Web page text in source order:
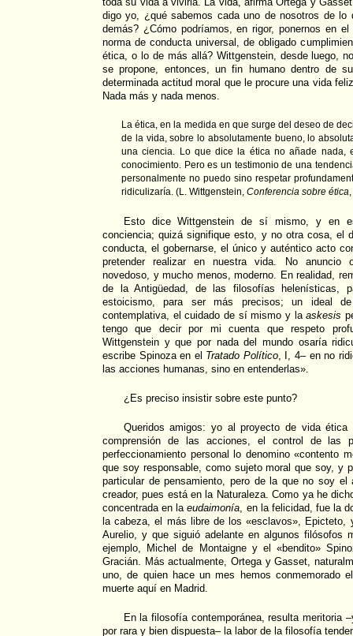
digo yo, ¿qué sabemos cada uno de nosotros de lo
demás? ¿Cómo podríamos, en rigor, ponernos en
norma de conducta universal, de obligado
ética, o lo de más allá? Wittgenstein, desde luego,
se propone, entonces, un fin humano dentro de
determinada actitud moral que le procure una vida
Nada más y nada menos.
La ética, en la medida en que surge del deseo de
de la vida, sobre lo absolutamente bueno, lo
una ciencia. Lo que dice la ética no añade nada,
conocimiento. Pero es un testimonio de una
personalmente no puedo sino respetar
ridiculizaría. (L. Wittgenstein, Conferencia sobre ética
Esto dice Wittgenstein de sí mismo, y en
conciencia; quizá signifique esto, y no otra cosa, el
conducta, el gobernarse, el único y auténtico acto
pretender realizar en nuestra vida. No anuncio
novedoso, y mucho menos, moderno. En realidad,
de la Antigüedad, de las filosofías helenísticas,
estoicismo, para ser más precisos; un ideal
contemplativa, el cuidado de sí mismo y laaskesis
tengo que decir por mi cuenta que respeto
Wittgenstein y que por nada del mundo osaría
escribe Spinoza en el Tratado Político, I, 4– en no
las acciones humanas, sino en entenderlas».
¿Es preciso insistir sobre este punto?
Queridos amigos: yo al proyecto de vida
comprensión de las acciones, el control de las
perfeccionamiento personal lo denomino «contento
que soy responsable, como sujeto moral que soy, y
particular de pensamiento, pero de la que no soy el
creador, pues está en la Naturaleza. Como ya he
concentrada en laeudaimonía, en la felicidad, fue la
la cabeza, el más libre de los «esclavos», Epicteto,
Aurelio, y que siguió adelante en algunos filósofos
ejemplo, Michel de Montaigne y el «bendito»
Gracián. Más actualmente, Ortega y Gasset,
uno, de quien hace un mes hemos conmemorado
muerte aquí en Madrid.
En la filosofía contemporánea, resulta meritoria
por rara y bien dispuesta– la labor de la filosofía